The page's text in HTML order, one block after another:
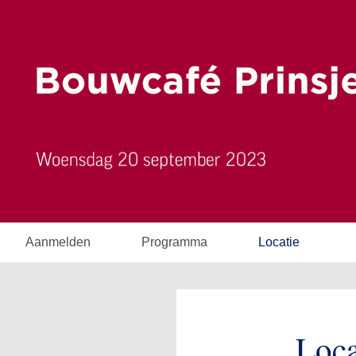
Aanmelden Programma Locatie